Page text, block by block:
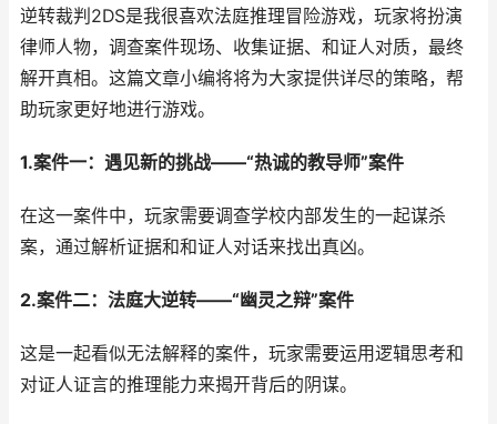
逆转裁判2DS是我很喜欢法庭推理冒险游戏，玩家将扮演
律师人物，调查案件现场、收集证据、和证人对质，最终
解开真相。这篇文章小编将将为大家提供详尽的策略，帮
助玩家更好地进行游戏。
1.案件一：遇见新的挑战——“热诚的教导师”案件
在这一案件中，玩家需要调查学校内部发生的一起谋杀
案，通过解析证据和和证人对话来找出真凶。
2.案件二：法庭大逆转——“幽灵之辩”案件
这是一起看似无法解释的案件，玩家需要运用逻辑思考和
对证人证言的推理能力来揭开背后的阴谋。